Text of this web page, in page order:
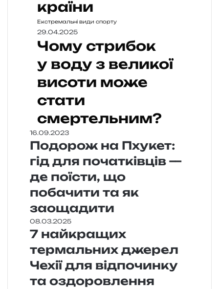
країни
Екстремальні види спорту
29.04.2025
Чому стрибок
у воду з великої
висоти може
стати
смертельним?
16.09.2023
Подорож на Пхукет:
гід для початківців —
де поїсти, що
побачити та як
заощадити
08.03.2025
7 найкращих
термальних джерел
Чехії для відпочинку
та оздоровлення